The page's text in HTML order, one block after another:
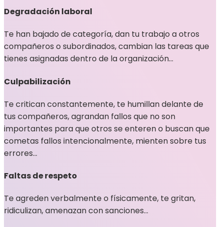
Degradación laboral
Te han bajado de categoría, dan tu trabajo a otros
compañeros o subordinados, cambian las tareas que
tienes asignadas dentro de la organización…
Culpabilización
Te critican constantemente, te humillan delante de
tus compañeros, agrandan fallos que no son
importantes para que otros se enteren o buscan que
cometas fallos intencionalmente, mienten sobre tus
errores…
Faltas de respeto
Te agreden verbalmente o físicamente, te gritan,
ridiculizan, amenazan con sanciones…